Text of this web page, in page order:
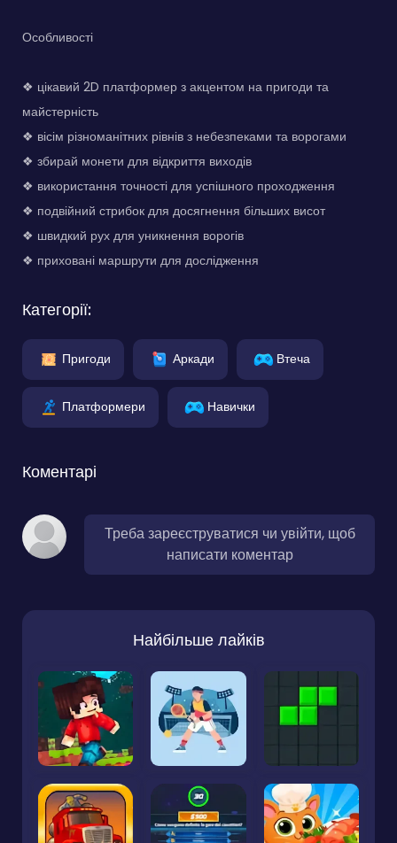
Особливості
❖ цікавий 2D платформер з акцентом на пригоди та
майстерність
❖ вісім різноманітних рівнів з небезпеками та ворогами
❖ збирай монети для відкриття виходів
❖ використання точності для успішного проходження
❖ подвійний стрибок для досягнення більших висот
❖ швидкий рух для уникнення ворогів
❖ приховані маршрути для дослідження
Категорії:
Пригоди Аркади Втеча
Платформери Навички
Коментарі
Треба зареєструватися чи увійти, щоб
написати коментар
Найбільше лайків